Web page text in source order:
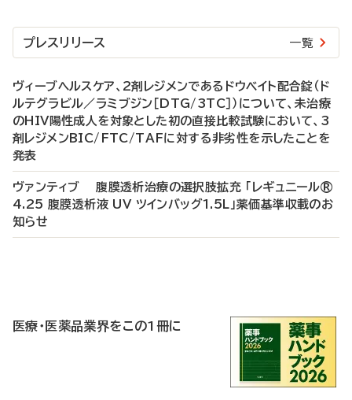
プレスリリース 一覧
ヴィーブヘルスケア、2剤レジメンであるドウベイト配合錠（ド
ルテグラビル／ラミブジン［DTG/3TC］）について、未治療
のHIV陽性成人を対象とした初の直接比較試験において、3
剤レジメンBIC/FTC/TAFに対する非劣性を示したことを
発表
ヴァンティブ 腹膜透析治療の選択肢拡充 「レギュニール®
4.25 腹膜透析液 UV ツインバッグ1.5L」薬価基準収載のお
知らせ
医療・医薬品業界をこの1冊に